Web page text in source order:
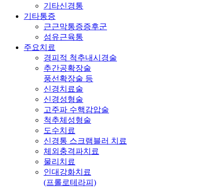
기타신경통
기타통증
근근막통증증후군
섬유근육통
주요치료
경피적 척추내시경술
추간공확장술
풍선확장술 등
신경치료술
신경성형술
고주파 수핵감압술
척추체성형술
도수치료
신경통 스크램블러 치료
체외충격파치료
물리치료
인대강화치료
(프롤로테라피)